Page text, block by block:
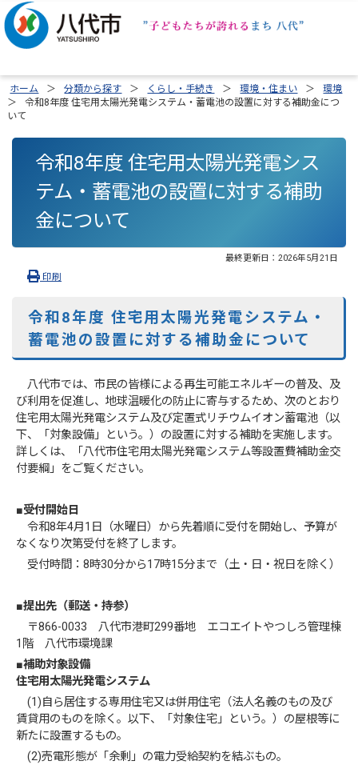
ホーム 分類から探す くらし・手続き 環境・住まい
環境
令和8年度 住宅用太陽光発電システム・蓄電池の設置に対する補助金につ
いて
令和8年度 住宅用太陽光発電シス
テム・蓄電池の設置に対する補助
金について
最終更新日： 2026年5月21日
印刷
令和8年度 住宅用太陽光発電システム・
蓄電池の設置に対する補助金について
八代市では、市民の皆様による再生可能エネルギーの普及、及
び利用を促進し、地球温暖化の防止に寄与するため、次のとおり
住宅用太陽光発電システム及び定置式リチウムイオン蓄電池（以
下、「対象設備」という。）の設置に対する補助を実施します。
詳しくは、「八代市住宅用太陽光発電システム等設置費補助金交
付要綱」をご覧ください。
■受付開始日
令和8年4月1日（水曜日）から先着順に受付を開始し、予算が
なくなり次第受付を終了します。
受付時間：8時30分から17時15分まで（土・日・祝日を除く）
■提出先（郵送・持参）
〒866-0033 八代市港町299番地 エコエイトやつしろ管理棟
1階 八代市環境課
■補助対象設備
住宅用太陽光発電システム
(1)自ら居住する専用住宅又は併用住宅（法人名義のもの及び
賃貸用のものを除く。以下、「対象住宅」という。）の屋根等に
新たに設置するもの。
(2)売電形態が「余剰」の電力受給契約を結ぶもの。